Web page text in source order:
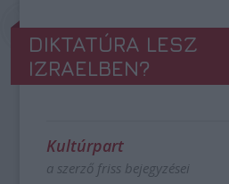
DIKTATÚRA LESZ
IZRAELBEN?
Kultúrpart
a szerző friss bejegyzései